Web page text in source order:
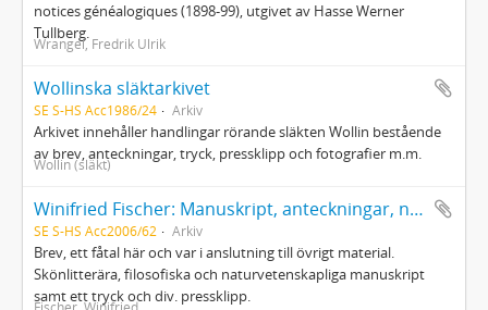
notices généalogiques (1898-99), utgivet av Hasse Werner
Tullberg.
Wrangel, Fredrik Ulrik
Wollinska släktarkivet
SE S-HS Acc1986/24 Arkiv
Arkivet innehåller handlingar rörande släkten Wollin bestående
av brev, anteckningar, tryck, pressklipp och fotografier m.m.
Wollin (släkt)
Winifried Fischer: Manuskript, anteckningar, några brev
SE S-HS Acc2006/62 Arkiv
Brev, ett fåtal här och var i anslutning till övrigt material.
Skönlitterära, filosofiska och naturvetenskapliga manuskript
samt ett tryck och div. pressklipp.